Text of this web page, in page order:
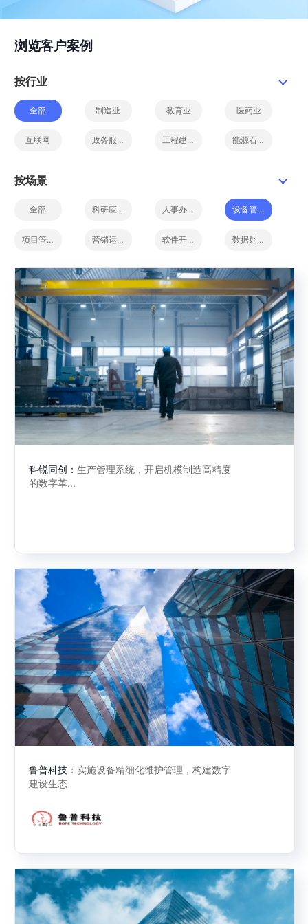
浏览客户案例
按行业
全部 制造业 教育业 医药业
互联网 政务服务 工程建设 能源石化
按场景
全部 科研应用 人事办公 设备管理
项目管理 营销运营 软件开发 数据处理
物联管理 快递物流 零售商超 医疗健康
工业制造 智慧管理
科锐同创：生产管理系统，开启机模制造高精度
的数字革...
鲁普科技： 实施设备精细化维护管理，构建数字
建设生态